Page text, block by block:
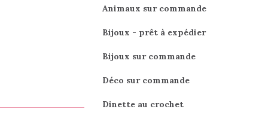
Animaux sur commande
Bijoux - prêt à expédier
Bijoux sur commande
Déco sur commande
Dinette au crochet